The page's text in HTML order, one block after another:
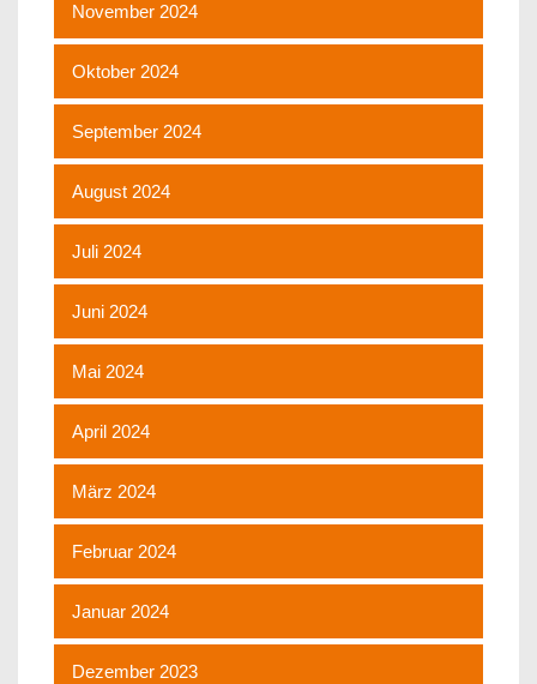
November 2024
Oktober 2024
September 2024
August 2024
Juli 2024
Juni 2024
Mai 2024
April 2024
März 2024
Februar 2024
Januar 2024
Dezember 2023